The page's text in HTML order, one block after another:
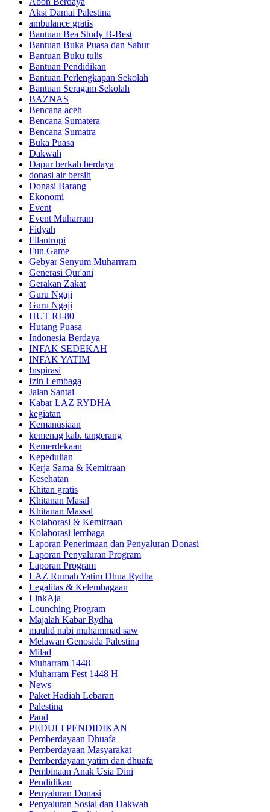
Aksi Damai Palestina
ambulance gratis
Bantuan Bea Study B-Best
Bantuan Buka Puasa dan Sahur
Bantuan Buku tulis
Bantuan Pendidikan
Bantuan Perlengkapan Sekolah
Bantuan Seragam Sekolah
BAZNAS
Bencana aceh
Bencana Sumatera
Bencana Sumatra
Buka Puasa
Dakwah
Dapur berkah berdaya
donasi air bersih
Donasi Barang
Ekonomi
Event
Event Muharram
Fidyah
Filantropi
Fun Game
Gebyar Senyum Muharrram
Generasi Qur'ani
Gerakan Zakat
Guru Ngaji
Guru Ngaji
HUT RI-80
Hutang Puasa
Indonesia Berdaya
INFAK SEDEKAH
INFAK YATIM
Inspirasi
Izin Lembaga
Jalan Santai
Kabar LAZ RYDHA
kegiatan
Kemanusiaan
kemenag kab. tangerang
Kemerdekaan
Kepedulian
Kerja Sama & Kemitraan
Kesehatan
Khitan gratis
Khitanan Masal
Khitanan Massal
Kolaborasi & Kemitraan
Kolaborasi lembaga
Laporan Penerimaan dan Penyaluran Donasi
Laporan Penyaluran Program
Laporan Program
LAZ Rumah Yatim Dhua Rydha
Legalitas & Kelembagaan
LinkAja
Lounching Program
Majalah Kabar Rydha
maulid nabi muhammad saw
Melawan Genosida Palestina
Milad
Muharram 1448
Muharram Fest 1448 H
News
Paket Hadiah Lebaran
Palestina
Paud
PEDULI PENDIDIKAN
Pemberdayaan Dhuafa
Pemberdayaan Masyarakat
Pemberdayaan yatim dan dhuafa
Pembinaan Anak Usia Dini
Pendidikan
Penyaluran Donasi
Penyaluran Sosial dan Dakwah